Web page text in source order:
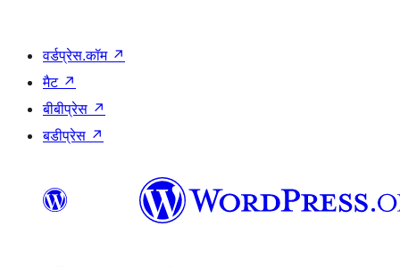
वर्डप्रेस.कॉम ↗
मैट ↗
बीबीप्रेस ↗
बडीप्रेस ↗